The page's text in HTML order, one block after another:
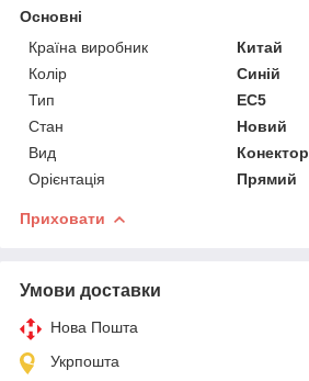
Основні
Країна виробник
Китай
Колір
Синій
Тип
EC5
Стан
Новий
Вид
Конектор
Орієнтація
Прямий
Приховати
Умови доставки
Нова Пошта
Укрпошта